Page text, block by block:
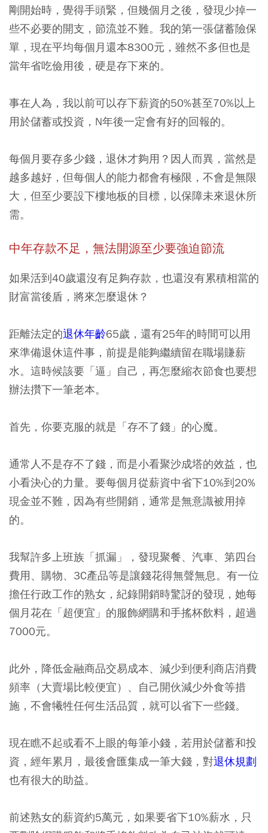
剛開始時，覺得手頭緊，但幾個月之後，發現少掉一
些不必要的開支，節流並不難。我的第一張儲蓄險保
單，現在平均每個月還本8300元，雖然不多但也是
當年省吃儉用後，硬是存下來的。
事在人為，我以前可以存下薪資的50%甚至70%以上
用於儲蓄或投資，N年後一定會有好的回報的。
每個月要存多少錢，退休才夠用？因人而異，當然是
越多越好，但每個人的能力都會有極限，不會是無限
大，但至少要設下樓地板的目標，以保障未來退休所
需。
中年存款不足，無法開源至少要強迫節流
如果活到40歲還沒有足夠存款，也還沒有累積相當的
財富當後盾，將來怎麼退休？
距離法定的退休年齡65歲，還有25年的時間可以用
來準備退休這件事，前提是能夠繼續留在職場賺薪
水。這時候該要「逼」自己，再怎麼縮衣節食也要想
辦法攢下一筆老本。
首先，你要克服的就是「存不了錢」的心魔。
通常人不是存不了錢，而是小看聚沙成塔的效益，也
小看決心的力量。要每個月從薪資中省下10%到20%
現金並不難，因為有些開銷，通常是無意識被用掉
的。
我幫許多上班族「抓漏」，發現聚餐、汽車、第四台
費用、購物、3C產品等是讓錢花得無聲無息。有一位
擔任行政工作的熟女，紀錄開銷時驚訝的發現，她每
個月花在「超便宜」的服飾網購和手搖杯飲料，超過
7000元。
此外，降低金融商品交易成本、減少到便利商店消費
頻率（大賣場比較便宜）、自己開伙減少外食等措
施，不會犧牲任何生活品質，就可以省下一些錢。
現在瞧不起或看不上眼的每筆小錢，若用於儲蓄和投
資，經年累月，最後會匯集成一筆大錢，對退休規劃
也有很大的助益。
前述熟女的薪資約5萬元，如果要省下10%薪水，只